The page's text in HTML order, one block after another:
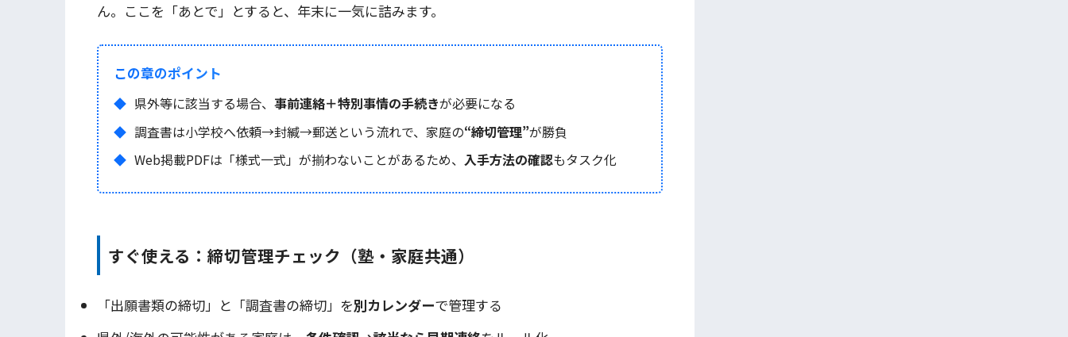
ん。ここを「あとで」とすると、年末に一気に詰みます。
この章のポイント
県外等に該当する場合、 事前連絡＋特別事情の手続きが必要になる
調査書は小学校へ依頼→封緘→郵送という流れで、家庭の“締切管理”が勝負
Web掲載PDFは「様式一式」が揃わないことがあるため、 入手方法の確認もタスク化
すぐ使える：締切管理チェック（塾・家庭共通）
「出願書類の締切」と「調査書の締切」を別カレンダーで管理する